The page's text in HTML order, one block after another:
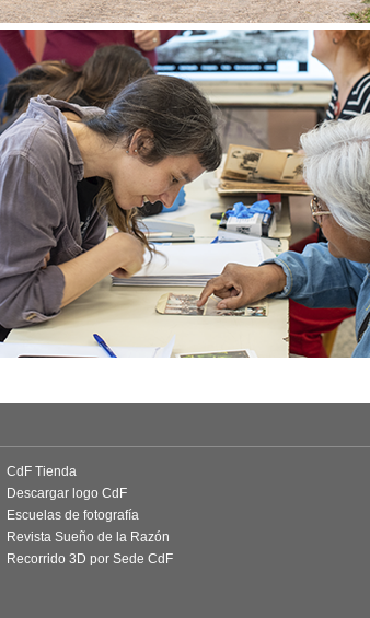
CdF Tienda
Descargar logo CdF
Escuelas de fotografía
Revista Sueño de la Razón
Recorrido 3D por Sede CdF